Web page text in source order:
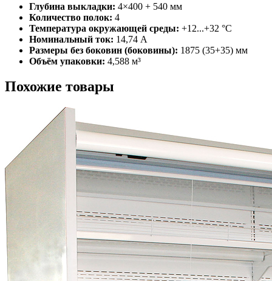
Глубина выкладки: 4×400 + 540 мм
Количество полок: 4
Температура окружающей среды: +12...+32 °С
Номинальный ток: 14,74 A
Размеры без боковин (боковины): 1875 (35+35) мм
Объём упаковки: 4,588 м³
Похожие товары